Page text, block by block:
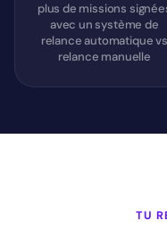
plus de missions
avec un système de
relance automatique vs
relance manuelle
TU